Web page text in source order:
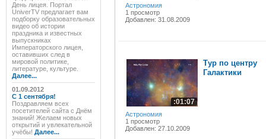
День лицея. Портал
UniverTV предлагает вам
подборку образовательных
видео об истории
праздника и известных
выпускниках
Императорского лицея,
оставивших след в
мировой политике,
литературе, культуре.
Далее...
01.09.2012
C 1 сентября!
Поздравляем всех
посетителей сайта с Днём
знаний! Желаем новых
открытий и увлекательной
учёбы! Далее...
Астрономия
1 просмотр
Добавлен: 31.08.2009
:01:07
Астрономия
1 просмотр
Добавлен: 27.10.2009
Тур по центру
Галактики